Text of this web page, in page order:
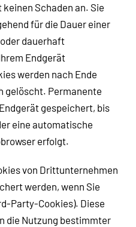
Schaden an. Sie
für die Dauer einer
dauerhaft
Endgerät
werden nach Ende
gelöscht. Permanente
gespeichert, bis
eine automatische
erfolgt.
von Drittunternehmen
werden, wenn Sie
Party-Cookies). Diese
die Nutzung bestimmter